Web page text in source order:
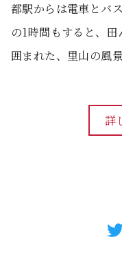
都駅からは電車とバ
の1時間もすると、田
囲まれた、里山の風
詳